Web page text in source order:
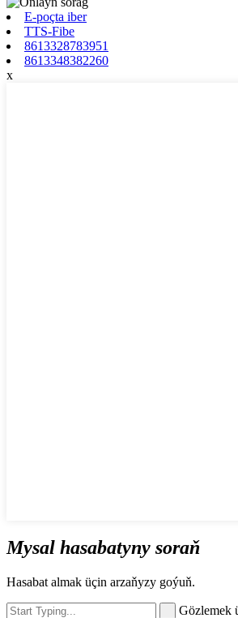
E-poçta iber
TTS-Fibe
8613328783951
8613348382260
x
Mysal hasabatyny soraň
Hasabat almak üçin arzaňyzy goýuň.
Gözlemek